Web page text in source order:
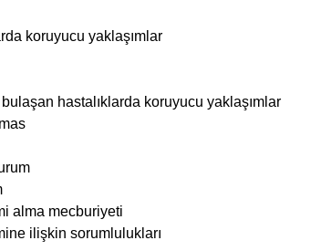
alma mecburiyeti
ilişkin sorumlulukları
yönelik yasal durum
mecburiyeti
yaptırımlar
Eğitimi Programının Süresi: